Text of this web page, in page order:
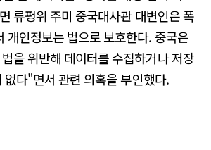
류펑위 주미 중국대사관 대변인은 폭
개인정보는 법으로 보호한다. 중국은
을 위반해 데이터를 수집하거나 저장
없다"면서 관련 의혹을 부인했다.